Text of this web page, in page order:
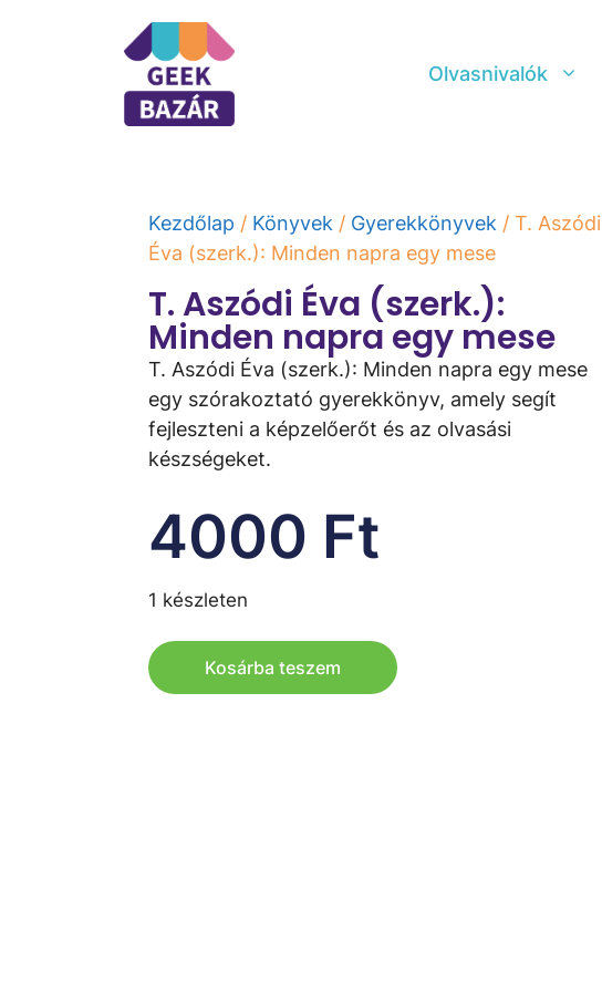
Olvasnivalók
Kezdőlap / Könyvek / Gyerekkönyvek / T. Aszódi
Éva (szerk.): Minden napra egy mese
T. Aszódi Éva (szerk.):
Minden napra egy mese
T. Aszódi Éva (szerk.): Minden napra egy mese
egy szórakoztató gyerekkönyv, amely segít
fejleszteni a képzelőerőt és az olvasási
készségeket.
4000 Ft
1 készleten
Kosárba teszem